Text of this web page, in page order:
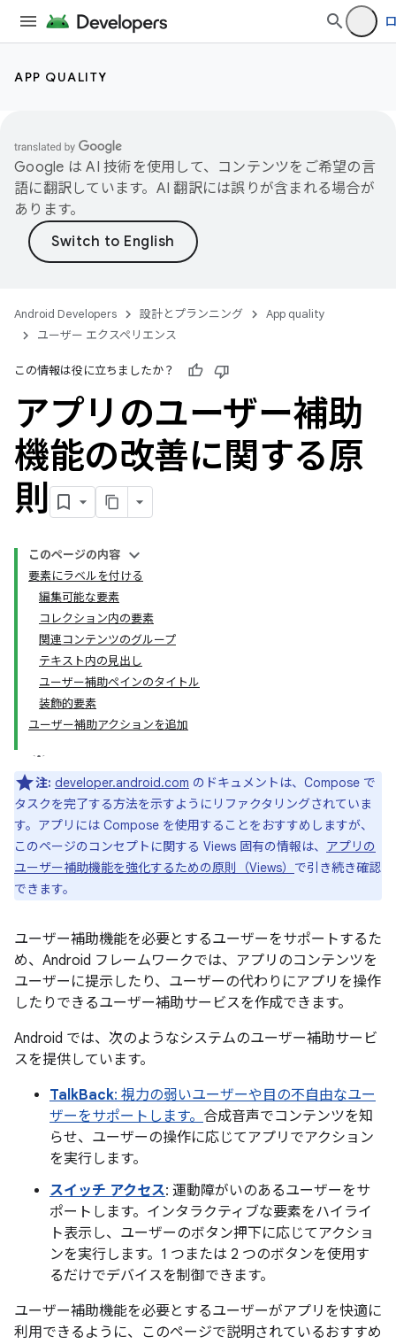
APP QUALITY
Google は AI 技術を使用して、コンテンツをご希望の言
語に翻訳しています。AI 翻訳には誤りが含まれる場合が
あります。
Android Developers 設計とプランニング
App quality
ユーザー エクスペリエンス
この情報は役に立ちましたか？
アプリのユーザー補助
機能の改善に関する原
則
このページの内容
要素にラベルを付ける
編集可能な要素
コレクション内の要素
関連コンテンツのグループ
テキスト内の見出し
ユーザー補助ペインのタイトル
装飾的要素
ユーザー補助アクションを追加
注: developer.android.com のドキュメントは、Compose で
タスクを完了する方法を示すようにリファクタリングされていま
す。アプリには Compose を使用することをおすすめしますが、
このページのコンセプトに関する Views 固有の情報は、 アプリの
ユーザー補助機能を強化するための原則（Views） で引き続き確認
できます。
ユーザー補助機能を必要とするユーザーをサポートするた
め、Android フレームワークでは、アプリのコンテンツを
ユーザーに提示したり、ユーザーの代わりにアプリを操作
したりできるユーザー補助サービスを作成できます。
Android では、次のようなシステムのユーザー補助サービ
スを提供しています。
TalkBack: 視力の弱いユーザーや目の不自由なユー
ザーをサポートします。 合成音声でコンテンツを知
らせ、ユーザーの操作に応じてアプリでアクション
を実行します。
スイッチ アクセス: 運動障がいのあるユーザーをサ
ポートします。インタラクティブな要素をハイライ
ト表示し、ユーザーのボタン押下に応じてアクショ
ンを実行します。1 つまたは 2 つのボタンを使用す
るだけでデバイスを制御できます。
ユーザー補助機能を必要とするユーザーがアプリを快適に
利用できるように、このページで説明されているおすすめ